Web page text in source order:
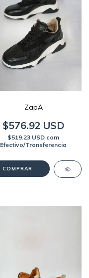
ZapA
$576.92 USD
$519.23 USD com
Efectivo/Transferencia
COMPRAR